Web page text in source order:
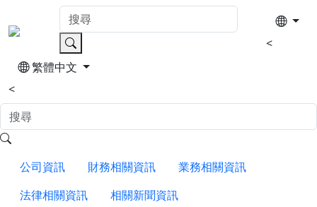
<
繁體中文
<
公司資訊 財務相關資訊
業務相關資訊
法律相關資訊
相關新聞資訊